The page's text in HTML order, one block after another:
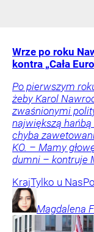
Wrze po roku
kontra „Cała
Po pierwszym
żeby Karol
zwaśnionymi
największą
chyba
KO. – Mamy
dumni – kontruje
KrajTylko u Nas
Magdalena